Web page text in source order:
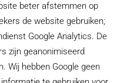
beter afstemmen op
de website gebruiken;
Google Analytics. De
zijn geanonimiseerd
Wij hebben Google geen